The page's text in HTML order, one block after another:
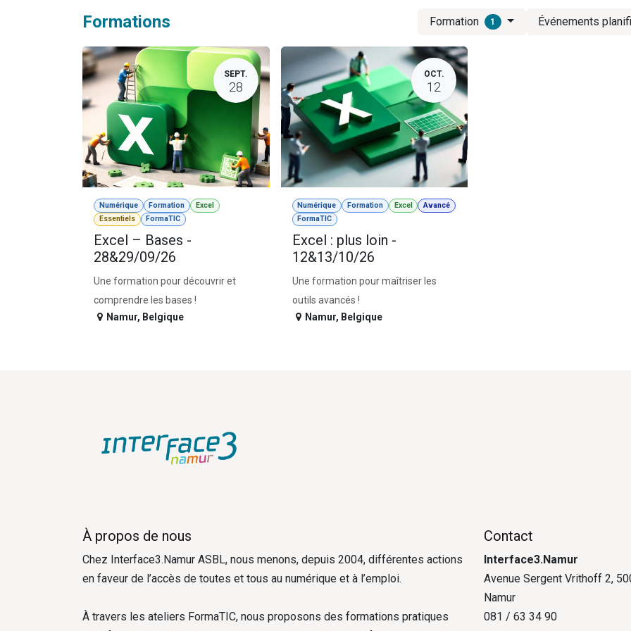
Formations Formation 1 Événements
SEPT.
28
Numérique Formation
Excel
Essentiels
FormaTIC
Excel – Bases -
28&29/09/26
Une formation pour découvrir et
comprendre les bases !
Namur, Belgique
OCT.
12
Numérique Formation Excel
Avancé
FormaTIC
Excel : plus loin -
12&13/10/26
Une formation pour maîtriser les
outils avancés !
Namur, Belgique
À propos de nous
Chez Interface3.Namur ASBL, nous menons, depuis 2004, différentes actions
en faveur de l’accès de toutes et tous au numérique et à l’emploi.
À travers les ateliers FormaTIC, nous proposons des formations pratiques
Contact
Interface3.Namur
Avenue Sergent Vrithoff 2,
Namur
081 / 63 34 90